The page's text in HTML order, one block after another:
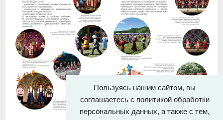
Пользуясь нашим сайтом, вы
соглашаетесь с политикой обработки
персональных данных, а также с тем,